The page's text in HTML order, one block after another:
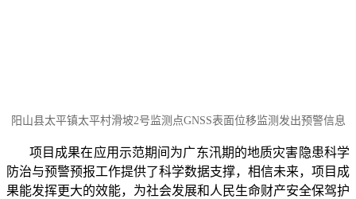
阳山县太平镇太平村滑坡2号监测点GNSS表面位移监测发出预警信息
项目成果在应用示范期间为广东汛期的地质灾害隐患科学
防治与预警预报工作提供了科学数据支撑，相信未来，项目成
果能发挥更大的效能，为社会发展和人民生命财产安全保驾护